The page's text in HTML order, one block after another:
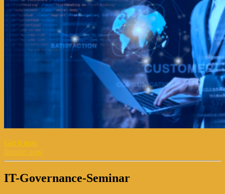
Get it now
Inquire now
IT-Governance-Seminar